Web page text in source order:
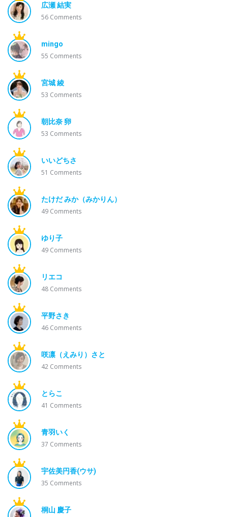
広瀬 結実
56 Comments
mingo
55 Comments
宮城 綾
53 Comments
朝比奈 卵
53 Comments
いいどちさ
51 Comments
たけだ みか（みかりん）
49 Comments
ゆり子
49 Comments
リエコ
48 Comments
平野さき
46 Comments
咲凛（えみり）さと
42 Comments
とらこ
41 Comments
青羽いく
37 Comments
宇佐美円香(ウサ)
35 Comments
桐山 慶子